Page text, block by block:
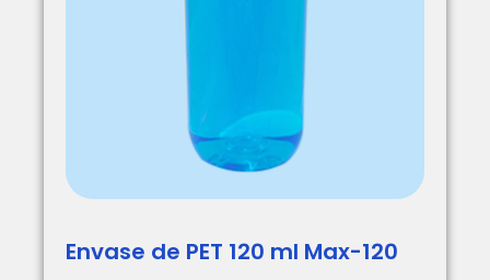
Envase de PET 120 ml Max-120